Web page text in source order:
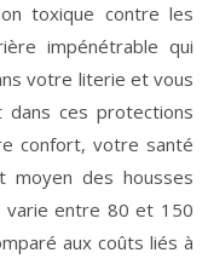
toxique contre les
impénétrable qui
votre literie et vous
dans ces protections
confort, votre santé
moyen des housses
varie entre 80 et 150
aux coûts liés à